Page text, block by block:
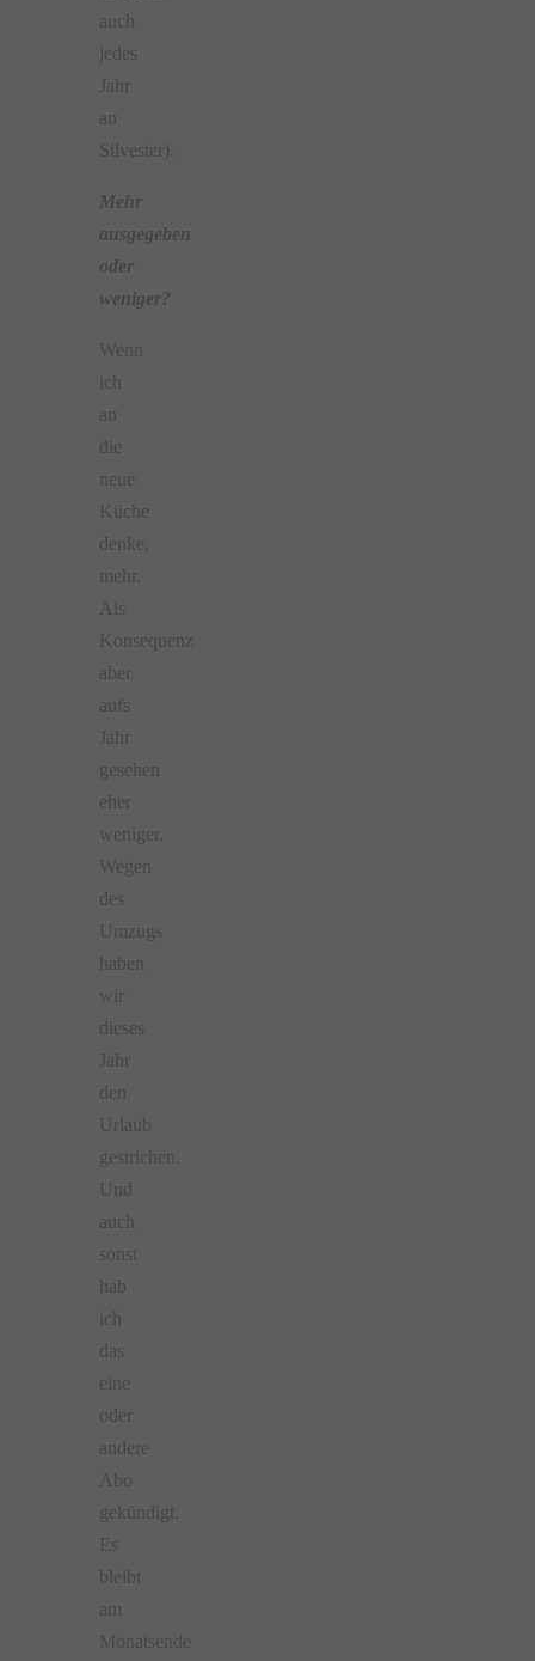
auch
jedes
Jahr
an
Silvester).
Mehr
ausgegeben
oder
weniger?
Wenn
ich
an
die
neue
Küche
denke,
mehr.
Als
Konsequenz
aber
aufs
Jahr
gesehen
eher
weniger.
Wegen
des
Umzugs
haben
wir
dieses
Jahr
den
Urlaub
gestrichen.
Und
auch
sonst
hab
ich
das
eine
oder
andere
Abo
gekündigt.
Es
bleibt
am
Monatsende